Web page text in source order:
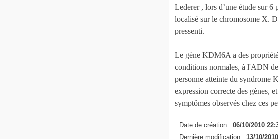
Lederer , lors d’une étude sur
localisé sur le chromosome X.
pressenti.
Le gène KDM6A a des
conditions normales, à l'ADN
personne atteinte du syndrome
expression correcte des gènes,
symptômes observés chez ces
Date de création : 06/10/2010
Dernière modification : 13/10/